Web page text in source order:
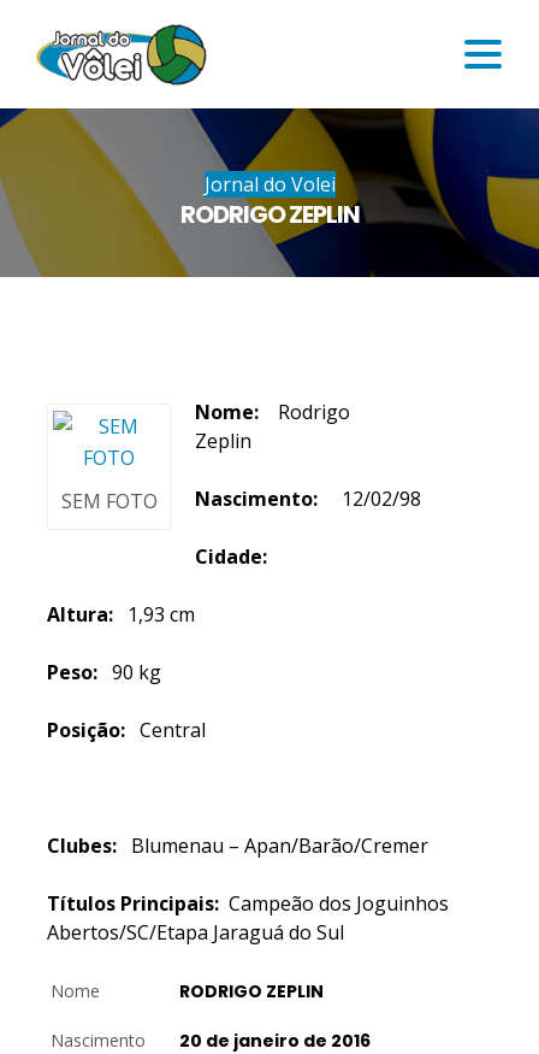
Jornal do Volei
RODRIGO ZEPLIN
SEM FOTO
Nome: Rodrigo
Zeplin
Nascimento: 12/02/98
Cidade:
Altura: 1,93 cm
Peso: 90 kg
Posição: Central
Clubes: Blumenau – Apan/Barão/Cremer
Títulos Principais: Campeão dos Joguinhos
Abertos/SC/Etapa Jaraguá do Sul
Nome RODRIGO ZEPLIN
Nascimento 20 de janeiro de 2016